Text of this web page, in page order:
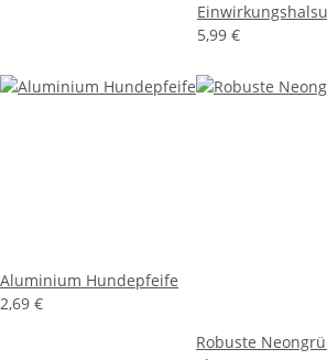
5,99 €
Aluminium Hundepfeife
2,69 €
Robuste